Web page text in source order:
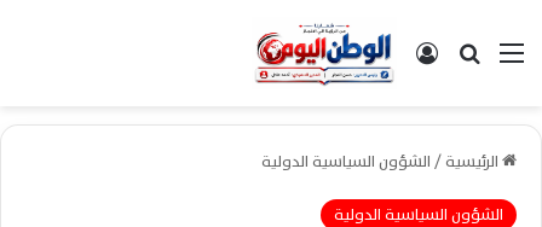
القائمةبحث عن تسجيل الدخول
الرئيسية/الشؤون السياسية الدولية
الشؤون السياسية الدولية